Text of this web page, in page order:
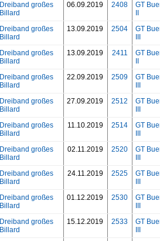
Dreiband großes
Billard
06.09.2019 2408
GT
Dreiband großes
Billard
13.09.2019 2504
GT
Dreiband großes
Billard
13.09.2019 2411
GT
Dreiband großes
Billard
22.09.2019 2509
GT
Dreiband großes
Billard
27.09.2019 2512
GT
Dreiband großes
Billard
11.10.2019 2514
GT
Dreiband großes
Billard
02.11.2019 2520
GT
Dreiband großes
Billard
24.11.2019 2525
GT
Dreiband großes
Billard
01.12.2019 2530
GT
Dreiband großes
Billard
15.12.2019 2533
GT